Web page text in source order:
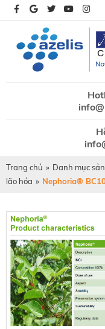
Trang chủ » Danh mục
lão hóa » Nephoria®